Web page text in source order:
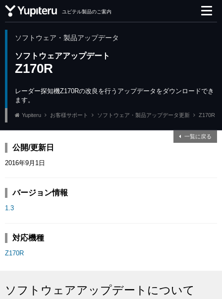
ユピテル製品のご案内
ソフトウェア・製品アップデータ
ソフトウェアアップデート
Z170R
レーダー探知機Z170Rの改良を行うアップデータをダウンロードでき
ます。
Yupiteru お客様サポート ソフトウェア・製品アップデータ更新 Z170R
一覧に戻る
公開/更新日
2016年9月1日
バージョン情報
1.3
対応機種
Z170R
ソフトウェアアップデートについて